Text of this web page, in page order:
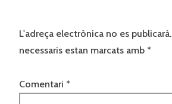
L'adreça electrònica no es publicarà.
necessaris estan marcats amb *
Comentari *